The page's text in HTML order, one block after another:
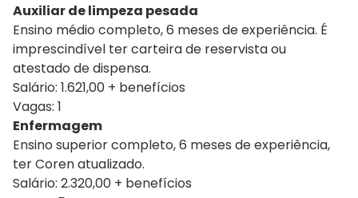
Auxiliar de limpeza pesada
Ensino médio completo, 6 meses de experiência. É
imprescindível ter carteira de reservista ou
atestado de dispensa.
Salário: 1.621,00 + benefícios
Vagas: 1
Enfermagem
Ensino superior completo, 6 meses de experiência,
ter Coren atualizado.
Salário: 2.320,00 + benefícios